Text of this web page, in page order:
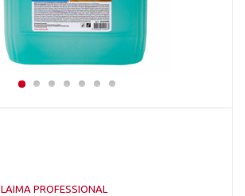
LAIMA PROFESSIONAL